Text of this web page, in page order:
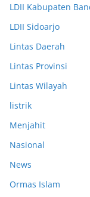
LDII Kabupaten
LDII Sidoarjo
Lintas Daerah
Lintas Provinsi
Lintas Wilayah
listrik
Menjahit
Nasional
News
Ormas Islam